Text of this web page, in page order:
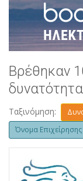
Βρέθηκαν
Ταξινόμηση:
Όνομα Επιχείρησης